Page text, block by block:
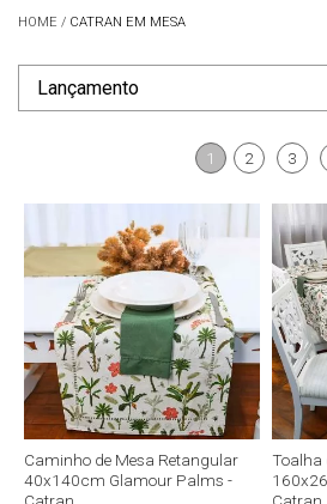
Exibir todos
HOME / CATRAN EM MESA
1 2 3
Caminho de Mesa Retangular
40x140cm Glamour Palms -
Toalha